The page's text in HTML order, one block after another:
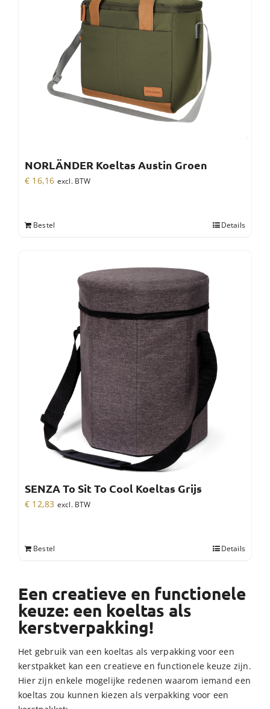
NORLÄNDER Koeltas Austin Groen
€ 16,16 excl. BTW
Bestel Details
SENZA To Sit To Cool Koeltas Grijs
€ 12,83 excl. BTW
Bestel Details
Een creatieve en functionele
keuze: een koeltas als
kerstverpakking!
Het gebruik van een koeltas als verpakking voor een
kerstpakket kan een creatieve en functionele keuze zijn.
Hier zijn enkele mogelijke redenen waarom iemand een
koeltas zou kunnen kiezen als verpakking voor een